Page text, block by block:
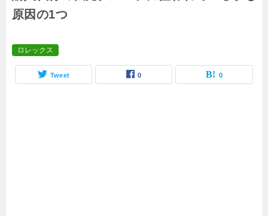
原因の1つ
ロレックス
Tweet 0 0